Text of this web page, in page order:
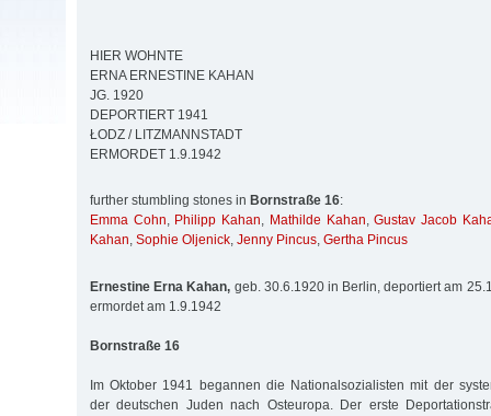
HIER WOHNTE
ERNA ERNESTINE KAHAN
JG. 1920
DEPORTIERT 1941
ŁODZ / LITZMANNSTADT
ERMORDET 1.9.1942
further stumbling stones in Bornstraße 16:
Emma Cohn, Philipp Kahan, Mathilde Kahan,Gustav Jacob
Kahan, Sophie Oljenick, Jenny Pincus, Gertha Pincus
Ernestine Erna Kahan, geb. 30.6.1920 in Berlin, deportiert am
ermordet am 1.9.1942
Bornstraße 16
Im Oktober 1941 begannen die Nationalsozialisten mit der
der deutschen Juden nach Osteuropa. Der erste